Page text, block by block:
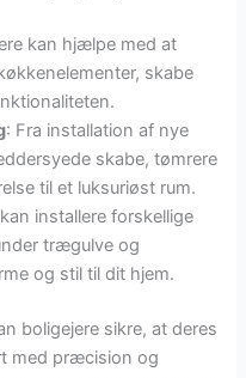
kan hjælpe med at
skabe
: Fra installation af nye
skabe, tømrere
til et luksuriøst rum.
installere forskellige
trægulve og
og stil til dit hjem.
boligejere sikre, at deres
med præcision og